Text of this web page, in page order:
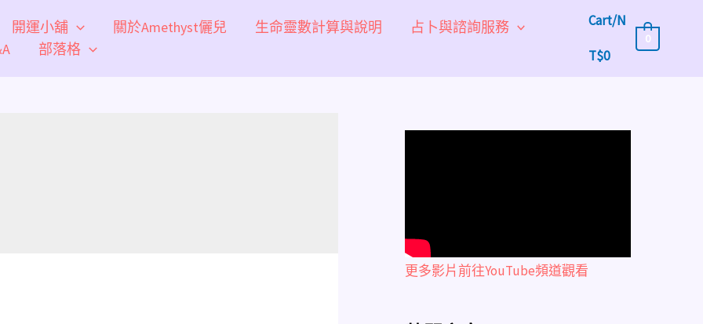
開運小舖 關於Amethyst儷兒 生命靈數計算與說明
占卜與諮詢服務
部落格
Cart/N
T$0
0
更多影片前往YouTube頻道觀看